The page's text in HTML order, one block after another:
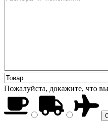
Пожалуйста, докажите, что